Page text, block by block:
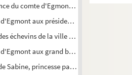
du comte d'Egmont défendant la
aux président et gens du
échevins de la ville de Gand au comte
aux grand bailli, avoué et
Sabine, princesse palatine de Gavre,